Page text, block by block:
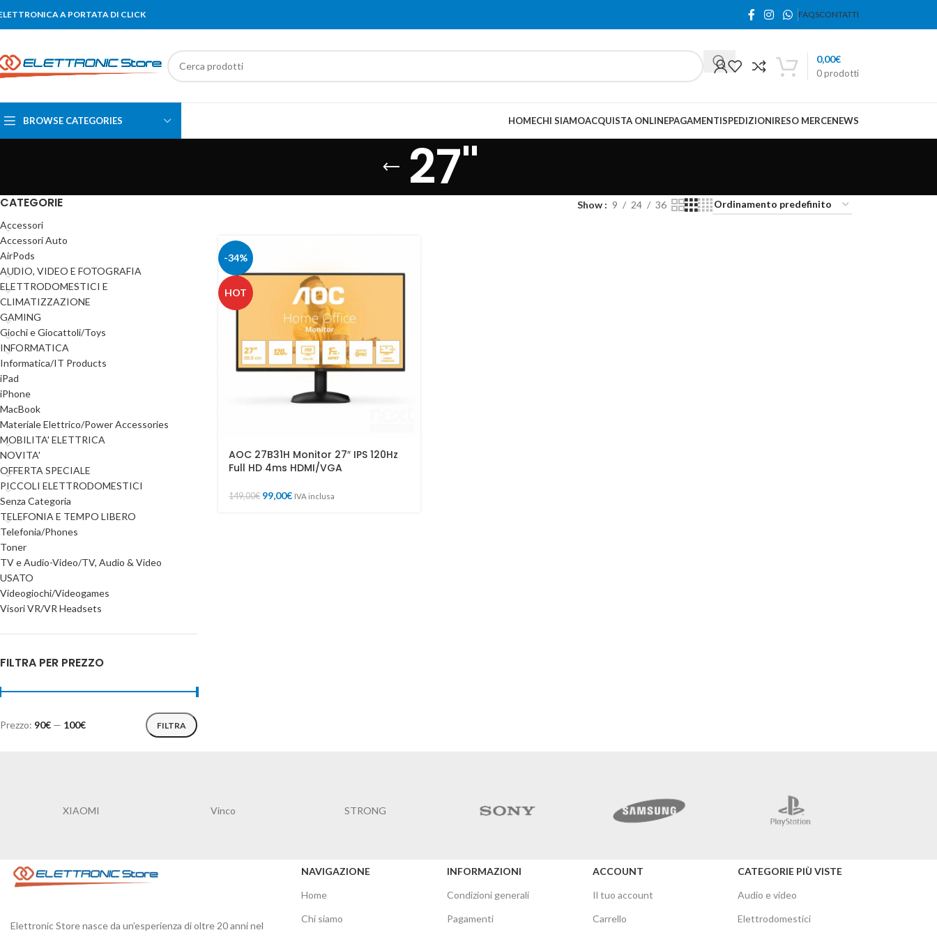
A PORTATA DI CLICK FAQSCONTATTI
0prodotti
0,00€
BROWSE CATEGORIES HOMECHI SIAMOACQUISTA ONLINEPAGAMENTISPEDIZIONIRESO MERCENEWS
27"
CATEGORIE
Accessori
Accessori Auto
AirPods
AUDIO, VIDEO E FOTOGRAFIA
ELETTRODOMESTICI E
CLIMATIZZAZIONE
GAMING
Giochi e Giocattoli/Toys
INFORMATICA
Informatica/IT Products
iPad
iPhone
MacBook
Materiale Elettrico/Power Accessories
MOBILITA' ELETTRICA
NOVITA'
OFFERTA SPECIALE
PICCOLI ELETTRODOMESTICI
Senza Categoria
TELEFONIA E TEMPO LIBERO
Telefonia/Phones
Toner
TV e Audio-Video/TV, Audio & Video
USATO
Videogiochi/Videogames
Visori VR/VR Headsets
FILTRA PER PREZZO
FILTRA
Prezzo: 90€ — 100€
Show 9 24 36
-34%
HOT
AOC 27B31H Monitor 27″ IPS 120Hz
Full HD 4ms HDMI/VGA
149,00€ 99,00€ IVA inclusa
XIAOMI Vinco STRONG
Elettronic Store nasce da un’esperienza di oltre 20 anni nel
NAVIGAZIONE
Home
Chi siamo
INFORMAZIONI
Condizioni generali
Pagamenti
ACCOUNT
Il tuo account
Carrello
CATEGORIE PIÙ VISTE
Audio e video
Elettrodomestici